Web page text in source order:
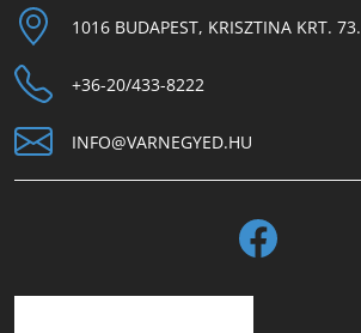
1016 BUDAPEST, KRISZTINA KRT. 73.
+36-20/433-8222
INFO@VARNEGYED.HU